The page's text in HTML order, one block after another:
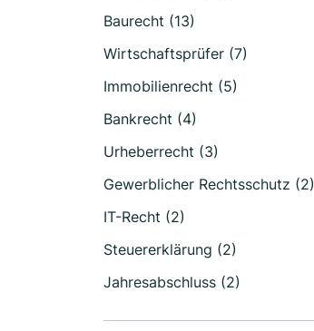
Baurecht (13)
Wirtschaftsprüfer (7)
Immobilienrecht (5)
Bankrecht (4)
Urheberrecht (3)
Gewerblicher Rechtsschutz (2)
IT-Recht (2)
Steuererklärung (2)
Jahresabschluss (2)